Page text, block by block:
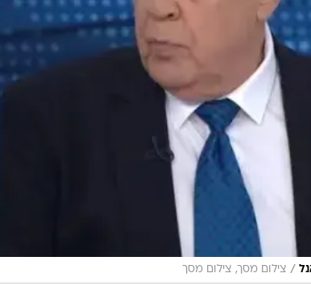
/ צילום מסך, צילום מסך